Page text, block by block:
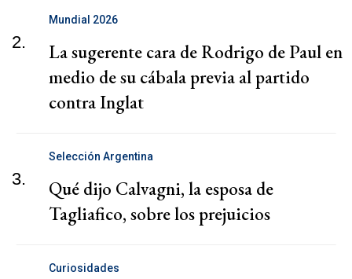
2.
Mundial 2026
La sugerente cara de Rodrigo de Paul en
medio de su cábala previa al partido
contra Inglat
3.
Selección Argentina
Qué dijo Calvagni, la esposa de
Tagliafico, sobre los prejuicios
Curiosidades